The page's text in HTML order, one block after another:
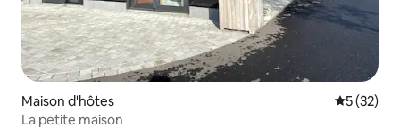
Maison d'hôtes
5 (32)
La petite maison